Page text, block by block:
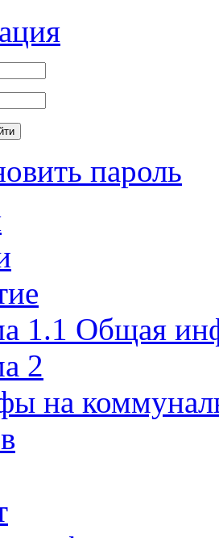
пароль
1.1 Общая
2
на